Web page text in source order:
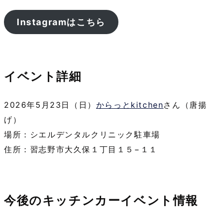
Instagramはこちら
イベント詳細
2026年5月23日（日） からっとkitchenさん（唐揚
げ）
場所：シエルデンタルクリニック駐車場
住所：習志野市大久保１丁目１５−１１
今後のキッチンカーイベント情報